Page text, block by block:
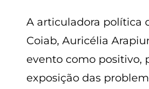
A articuladora política
Coiab, Auricélia
evento como positivo,
exposição das